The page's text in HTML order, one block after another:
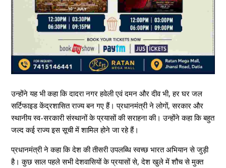
उन्होंने यह भी कहा कि दादरा नगर हवेली एवं दमन और दीव भी, हर घर जल
सर्टिफाइड केंद्रशासित राज्य बन गए हैं। प्रधानमंत्री ने लोगों, सरकार और
स्थानीय स्व-सरकारी संस्थानों के प्रयासों की सराहना की। उन्होंने कहा कि बहुत
जल्द कई राज्य इस सूची में शामिल होने जा रहे हैं।
प्रधानमंत्री ने कहा कि देश की तीसरी उपलब्धि स्वच्छ भारत अभियान से जुड़ी
है। कुछ साल पहले सभी देशवासियों के प्रयासों से, देश खुले में शौच से मुक्त